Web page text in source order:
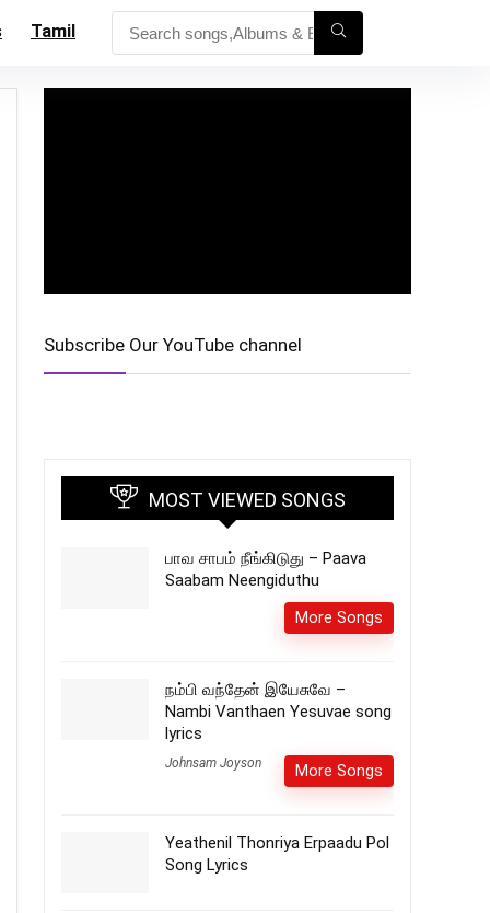
Tamil
Subscribe Our YouTube channel
MOST VIEWED SONGS
பாவ சாபம் நீங்கிடுது – Paava
Saabam Neengiduthu
More Songs
நம்பி வந்தேன் இயேசுவே –
Nambi Vanthaen Yesuvae song
lyrics
Johnsam Joyson More Songs
Yeathenil Thonriya Erpaadu Pol
Song Lyrics